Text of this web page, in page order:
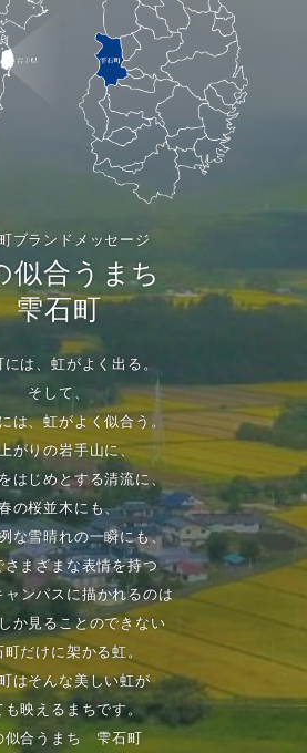
ブランドメッセージ
似合うまち
雫石町
には、虹がよく出る。
そして、
は、虹がよく似合う。
がりの岩手山に、
はじめとする清流に、
の桜並木にも、
な雪晴れの一瞬にも、
さまざまな表情を持つ
ャンパスに描かれるのは
か見ることのできない
町だけに架かる虹。
はそんな美しい虹が
も映えるまちです。
似合うまち 雫石町